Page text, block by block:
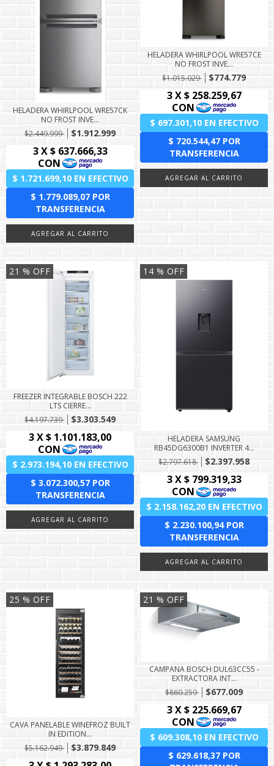
HELADERA WHIRLPOOL WRE57CK
NO FROST INVE...
$2.449.999
$1.912.999
HELADERA WHIRLPOOL WRE57CE
NO FROST INVE...
$1.015.029
$774.779
21 % OFF
FREEZER INTEGRABLE BOSCH 222
LTS CIERRE...
$4.197.739
$3.303.549
14 % OFF
HELADERA SAMSUNG
RB45DG6300B1 INVERTER 4...
$2.797.618
$2.397.958
25 % OFF
CAVA PANELABLE WINEFROZ BUILT
IN EDITION...
$5.162.949
$3.879.849
21 % OFF
CAMPANA BOSCH DUL63CC55 -
EXTRACTORA INT...
$860.259
$677.009